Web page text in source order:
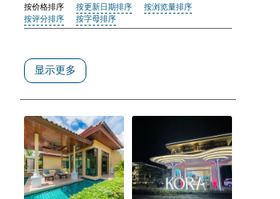
按价格排序
按更新日期排序
按浏览量排序
按评分排序
按字母排序
显示更多